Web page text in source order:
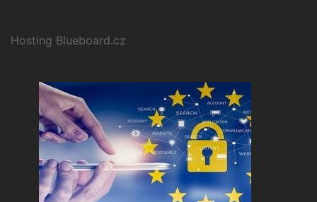
Hosting Blueboard.cz